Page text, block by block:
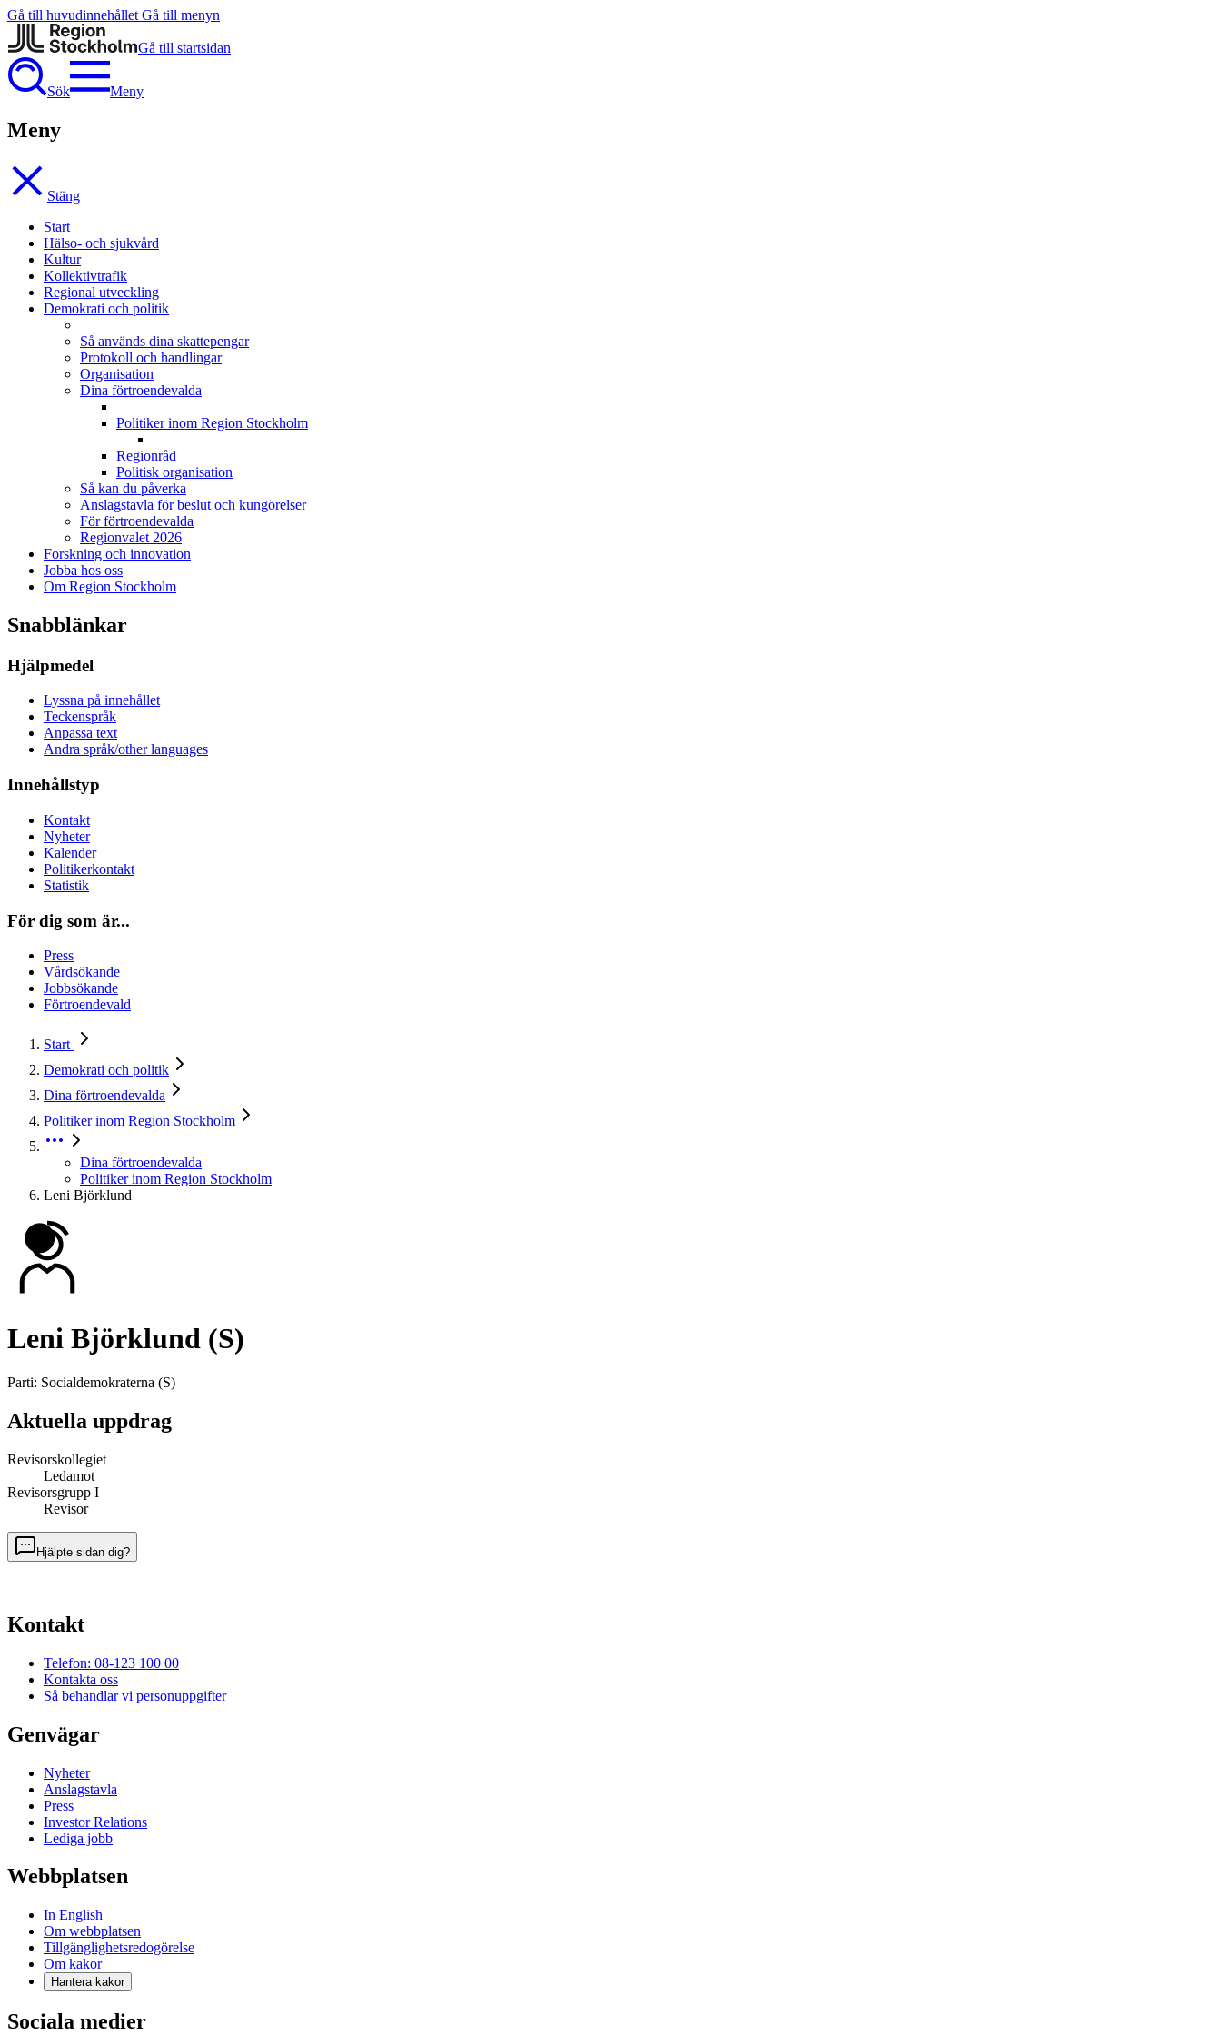
Gå till huvudinnehållet Gå till menyn
Gå till startsidan
Sök Meny
Meny
Stäng
Start
Hälso- och sjukvård
Kultur
Kollektivtrafik
Regional utveckling
Demokrati och politik
Så används dina skattepengar
Protokoll och handlingar
Organisation
Dina förtroendevalda
Politiker inom Region Stockholm
Regionråd
Politisk organisation
Så kan du påverka
Anslagstavla för beslut och kungörelser
För förtroendevalda
Regionvalet 2026
Forskning och innovation
Jobba hos oss
Om Region Stockholm
Snabblänkar
Hjälpmedel
Lyssna på innehållet
Teckenspråk
Anpassa text
Andra språk/other languages
Innehållstyp
Kontakt
Nyheter
Kalender
Politikerkontakt
Statistik
För dig som är...
Press
Vårdsökande
Jobbsökande
Förtroendevald
Start
Demokrati och politik
Dina förtroendevalda
Politiker inom Region Stockholm
Dina förtroendevalda
Politiker inom Region Stockholm
Leni Björklund
Leni Björklund (S)
Parti: Socialdemokraterna (S)
Aktuella uppdrag
Revisorskollegiet
Ledamot
Revisorsgrupp I
Revisor
Hjälpte sidan dig?
Kontakt
Telefon: 08-123 100 00
Kontakta oss
Så behandlar vi personuppgifter
Genvägar
Nyheter
Anslagstavla
Press
Investor Relations
Lediga jobb
Webbplatsen
In English
Om webbplatsen
Tillgänglighetsredogörelse
Om kakor
Hantera kakor
Sociala medier